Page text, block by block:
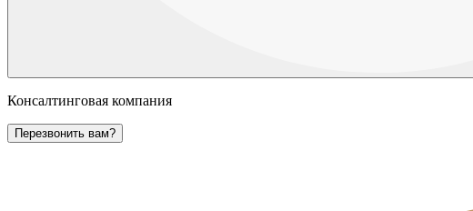
Консалтинговая компания
Перезвонить вам?